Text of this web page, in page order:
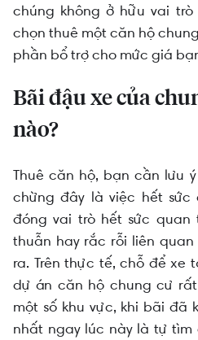
chúng không ở hữu vai
chọn thuê một căn hộ
phần bổ trợ cho mức giá
Bãi đậu xe của
nào?
Thuê căn hộ, bạn cần lưu
chừng đây là việc hết
đóng vai trò hết sức quan
thuẫn hay rắc rỗi liên
ra. Trên thực tế, chỗ để xe
dự án căn hộ chung cư
một số khu vực, khi bãi đã
nhất ngay lúc này là tự